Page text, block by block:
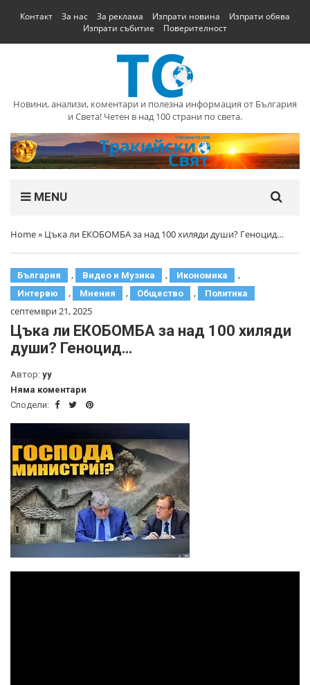
Контакт За нас За реклама Изпрати новина
Изпрати обява
Изпрати събитие
Поверителност
Новини, анализи, коментари и полезна информация от България
и Света! Четен в над 100 страни по света.
MENU
Home» Цъка ли ЕКОБОМБА за над 100 хиляди души? Геноцид…
България , Видео и Музика , Икономика ,
Интервю , Мнения , Общество , Политика
септември 21, 2025
Цъка ли ЕКОБОМБА за над 100 хиляди
души? Геноцид…
Автор: yy
Няма коментари
Сподели: